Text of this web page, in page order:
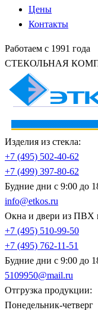
Цены
Контакты
Работаем с 1991 года
СТЕКОЛЬНАЯ
Изделия из стекла:
+7 (495) 502-40-62
+7 (499) 397-80-62
Будние дни с 9:00 до
info@etkos.ru
Окна и двери из ПВХ
+7 (495) 510-99-50
+7 (495) 762-11-51
Будние дни с 9:00 до
5109950@mail.ru
Отгрузка продукции:
Понедельник-четверг